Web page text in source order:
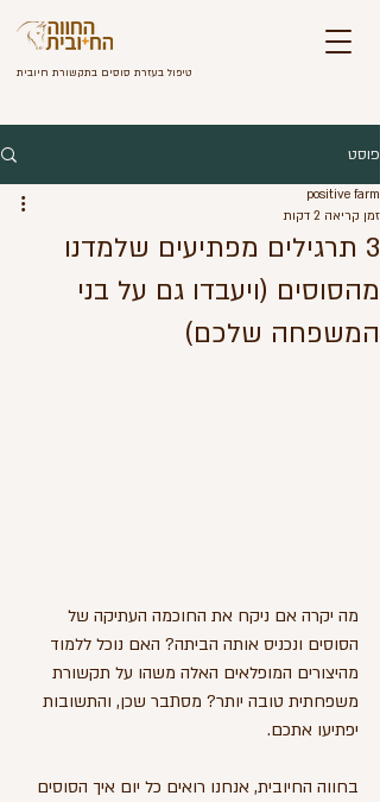
טיפול בעזרת סוסים בתקשורת חיובית
פוסט
3 תרגילים מפתיעים שלמדנו
מהסוסים (ויעבדו גם על בני
המשפחה שלכם)
positive farm
זמן קריאה 2 דקות
מה יקרה אם ניקח את החוכמה העתיקה של
הסוסים ונכניס אותה הביתה? האם נוכל ללמוד
מהיצורים המופלאים האלה משהו על תקשורת
משפחתית טובה יותר? מסתבר שכן, והתשובות
יפתיעו אתכם.
בחווה החיובית, אנחנו רואים כל יום איך הסוסים